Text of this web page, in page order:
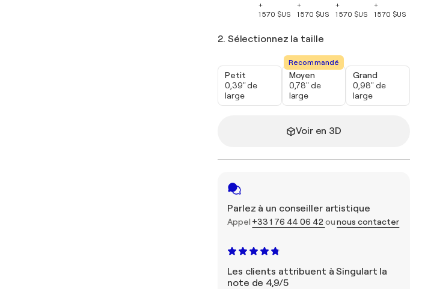
+
1 570 $US
+
1 570 $US
+
1 570 $US
+
1 570 $US
2. Sélectionnez la taille
Petit
0,39" de
large
Recommandé
Moyen
0,78" de
large
Grand
0,98" de
large
Voir en 3D
Parlez à un conseiller artistique
Appel +33 1 76 44 06 42 ounous contacter
Les clients attribuent à Singulart la
note de 4,9/5